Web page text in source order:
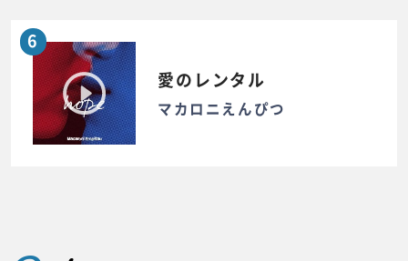
6
愛のレンタル
マカロニえんぴつ